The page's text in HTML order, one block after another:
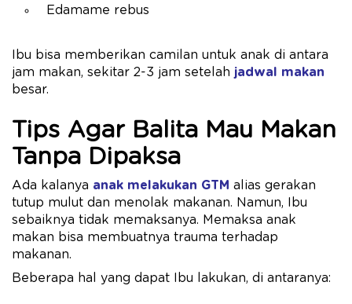
Edamame rebus
Ibu bisa memberikan camilan untuk anak di antara
jam makan, sekitar 2-3 jam setelah jadwal makan
besar.
Tips Agar Balita Mau Makan
Tanpa Dipaksa
Ada kalanya anak melakukan GTM alias gerakan
tutup mulut dan menolak makanan. Namun, Ibu
sebaiknya tidak memaksanya. Memaksa anak
makan bisa membuatnya trauma terhadap
makanan.
Beberapa hal yang dapat Ibu lakukan, di antaranya: